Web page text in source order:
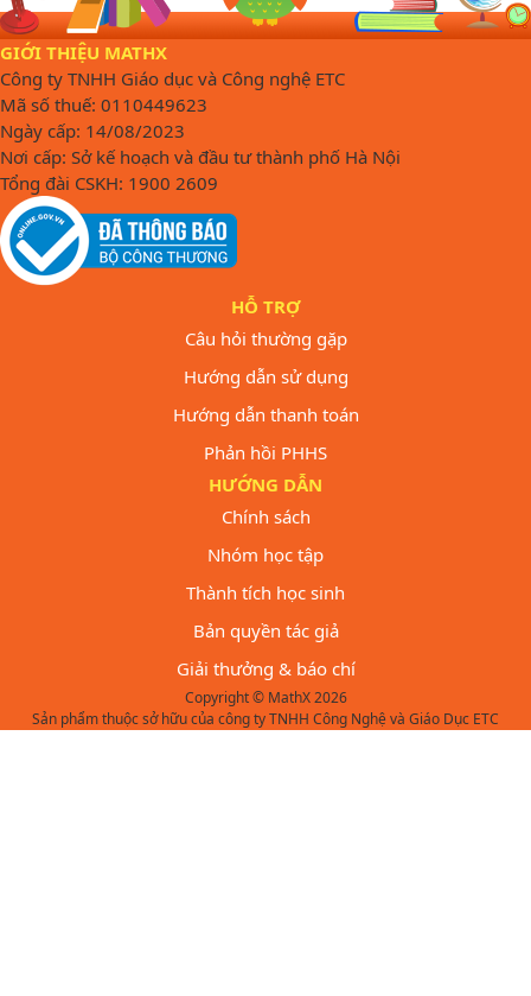
GIỚI THIỆU MATHX
Công ty TNHH Giáo dục và Công nghệ ETC
Mã số thuế: 0110449623
Ngày cấp: 14/08/2023
Nơi cấp: Sở kế hoạch và đầu tư thành phố Hà Nội
Tổng đài CSKH: 1900 2609
HỖ TRỢ
Câu hỏi thường gặp
Hướng dẫn sử dụng
Hướng dẫn thanh toán
Phản hồi PHHS
HƯỚNG DẪN
Chính sách
Nhóm học tập
Thành tích học sinh
Bản quyền tác giả
Giải thưởng & báo chí
Copyright © MathX 2026
Sản phẩm thuộc sở hữu của công ty TNHH Công Nghệ và Giáo Dục ETC